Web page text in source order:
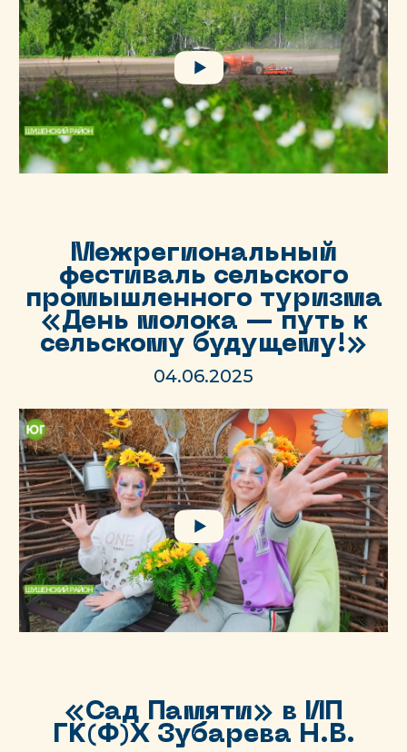
Межрегиональный
фестиваль сельского
промышленного туризма
«День молока — путь к
сельскому будущему!»
04.06.2025
«Сад Памяти» в ИП
ГК(Ф)Х Зубарева Н.В.